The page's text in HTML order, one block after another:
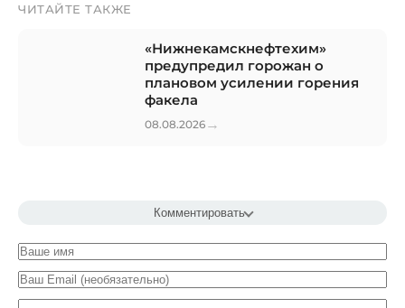
ЧИТАЙТЕ ТАКЖЕ
«Нижнекамскнефтехим»
предупредил горожан о
плановом усилении горения
факела
08.08.2026 →
Комментировать